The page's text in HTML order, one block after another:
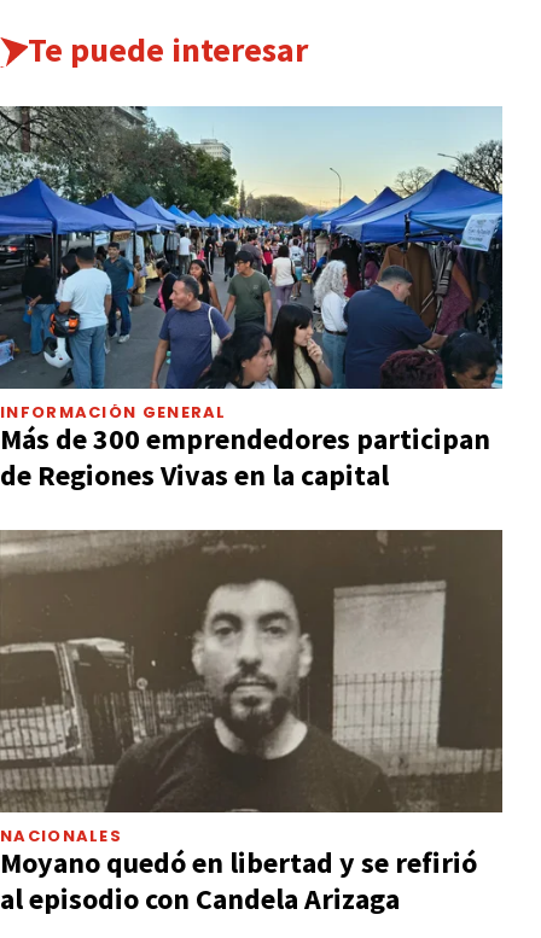
Te puede interesar
INFORMACIÓN GENERAL
Más de 300 emprendedores participan
de Regiones Vivas en la capital
NACIONALES
Moyano quedó en libertad y se refirió
al episodio con Candela Arizaga